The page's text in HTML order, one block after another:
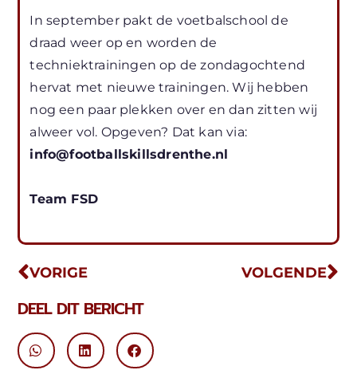
In september pakt de voetbalschool de
draad weer op en worden de
techniektrainingen op de zondagochtend
hervat met nieuwe trainingen. Wij hebben
nog een paar plekken over en dan zitten wij
alweer vol. Opgeven? Dat kan via:
info@footballskillsdrenthe.nl
Team FSD
VORIGE VOLGENDE
DEEL DIT BERICHT